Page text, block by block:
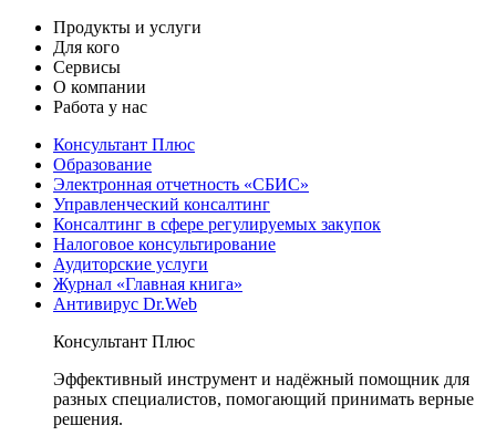
Продукты и услуги
Для кого
Сервисы
О компании
Работа у нас
Консультант Плюс
Образование
Электронная отчетность «СБИС»
Управленческий консалтинг
Консалтинг в сфере регулируемых закупок
Налоговое консультирование
Аудиторские услуги
Журнал «Главная книга»
Антивирус Dr.Web
Консультант Плюс
Эффективный инструмент и надёжный помощник для
разных специалистов, помогающий принимать верные
решения.